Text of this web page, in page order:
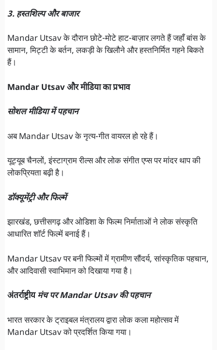
3. हस्तशिल्प और बाजार
Mandar Utsav के दौरान छोटे-मोटे हाट-बाज़ार लगते हैं जहाँ बांस के
सामान, मिट्टी के बर्तन, लकड़ी के खिलौने और हस्तनिर्मित गहने बिकते
हैं।
Mandar Utsav और मीडिया का प्रभाव
सोशल मीडिया में पहचान
अब Mandar Utsav के नृत्य-गीत वायरल हो रहे हैं।
यूट्यूब चैनलों, इंस्टाग्राम रील्स और लोक संगीत एप्स पर मांदर थाप की
लोकप्रियता बढ़ी है।
डॉक्यूमेंट्री और फिल्में
झारखंड, छत्तीसगढ़ और ओडिशा के फिल्म निर्माताओं ने लोक संस्कृति
आधारित शॉर्ट फिल्में बनाई हैं।
Mandar Utsav पर बनी फिल्मों में ग्रामीण सौंदर्य, सांस्कृतिक पहचान,
और आदिवासी स्वाभिमान को दिखाया गया है।
अंतर्राष्ट्रीयमंच पर Mandar Utsav की पहचान
भारत सरकार के ट्राइबल मंत्रालय द्वारा लोक कला महोत्सव में
Mandar Utsav को प्रदर्शित किया गया।